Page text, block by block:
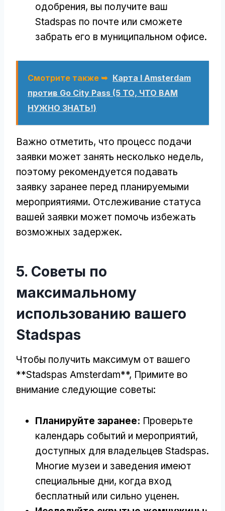
одобрения, вы получите ваш
Stadspas по почте или сможете
забрать его в муниципальном офисе.
Смотрите также ➥ Карта I Amsterdam
против Go City Pass (5 ТО, ЧТО ВАМ
НУЖНО ЗНАТЬ!)
Важно отметить, что процесс подачи
заявки может занять несколько недель,
поэтому рекомендуется подавать
заявку заранее перед планируемыми
мероприятиями. Отслеживание статуса
вашей заявки может помочь избежать
возможных задержек.
5. Советы по
максимальному
использованию вашего
Stadspas
Чтобы получить максимум от вашего
**Stadspas Amsterdam**, Примите во
внимание следующие советы:
Планируйте заранее: Проверьте
календарь событий и мероприятий,
доступных для владельцев Stadspas.
Многие музеи и заведения имеют
специальные дни, когда вход
бесплатный или сильно уценен.